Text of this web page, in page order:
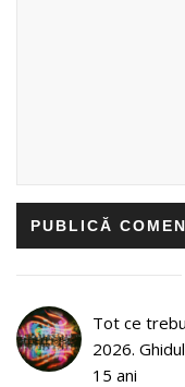
Tot ce
2026.
15 ani